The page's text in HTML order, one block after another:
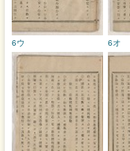
6オ
6ウ